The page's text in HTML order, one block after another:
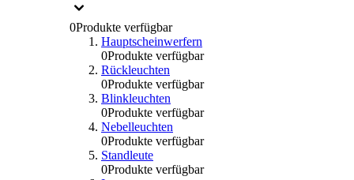
0Produkte verfügbar
Hauptscheinwerfern
0Produkte verfügbar
Rückleuchten
0Produkte verfügbar
Blinkleuchten
0Produkte verfügbar
Nebelleuchten
0Produkte verfügbar
Standleute
0Produkte verfügbar